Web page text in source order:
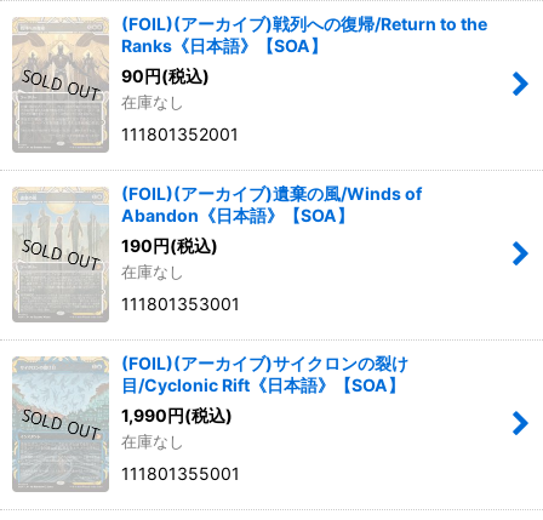
(FOIL)(アーカイブ)戦列への復帰/Return to the
Ranks《日本語》【SOA】
90円(税込)
在庫なし
111801352001
(FOIL)(アーカイブ)遺棄の風/Winds of
Abandon《日本語》【SOA】
190円(税込)
在庫なし
111801353001
(FOIL)(アーカイブ)サイクロンの裂け
目/Cyclonic Rift《日本語》【SOA】
1,990円(税込)
在庫なし
111801355001